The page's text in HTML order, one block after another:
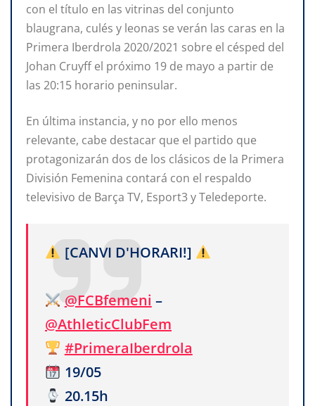
con el título en las vitrinas del conjunto
blaugrana, culés y leonas se verán las caras en la
Primera Iberdrola 2020/2021 sobre el césped del
Johan Cruyff el próximo 19 de mayo a partir de
las 20:15 horario peninsular.
En última instancia, y no por ello menos
relevante, cabe destacar que el partido que
protagonizarán dos de los clásicos de la Primera
División Femenina contará con el respaldo
televisivo de Barça TV, Esport3 y Teledeporte.
[CANVI D'HORARI!]
@FCBfemeni –
@AthleticClubFem
#PrimeraIberdrola
19/05
20.15h